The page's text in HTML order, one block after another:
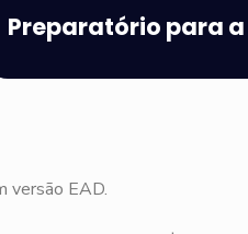
Preparatório para a
versão EAD.